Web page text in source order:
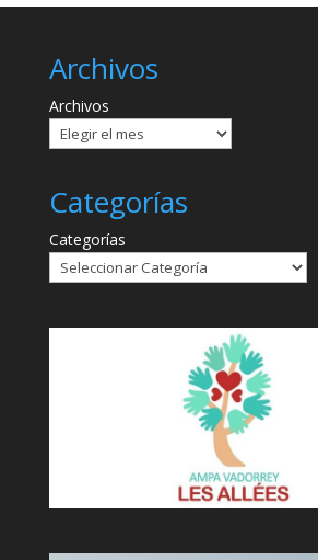
Archivos
Archivos
Categorías
Categorías